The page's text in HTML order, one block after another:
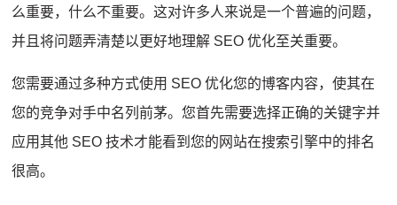
么重要，什么不重要。这对许多人来说是一个普遍的问题，
并且将问题弄清楚以更好地理解 SEO 优化至关重要。
您需要通过多种方式使用 SEO 优化您的博客内容，使其在
您的竞争对手中名列前茅。您首先需要选择正确的关键字并
应用其他 SEO 技术才能看到您的网站在搜索引擎中的排名
很高。